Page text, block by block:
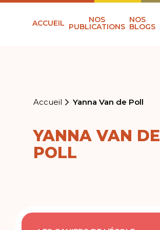
ACCUEIL NOS
PUBLICATIONS
NOS
BLOGS
Accueil Yanna Van de Poll
YANNA VAN DE
POLL